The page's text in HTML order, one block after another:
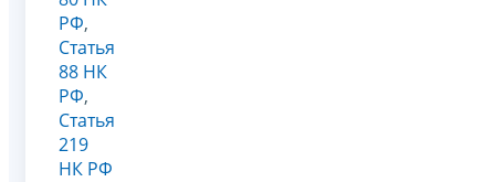
РФ,
Статья
88 НК
РФ,
Статья
219
НК РФ